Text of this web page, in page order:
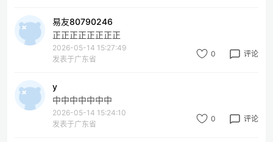
易友80790246
正正正正正正正正
2026-05-14 15:27:49
发表于广东省
0 评论
y
中中中中中中中
2026-05-14 15:24:10
发表于广东省
0 评论